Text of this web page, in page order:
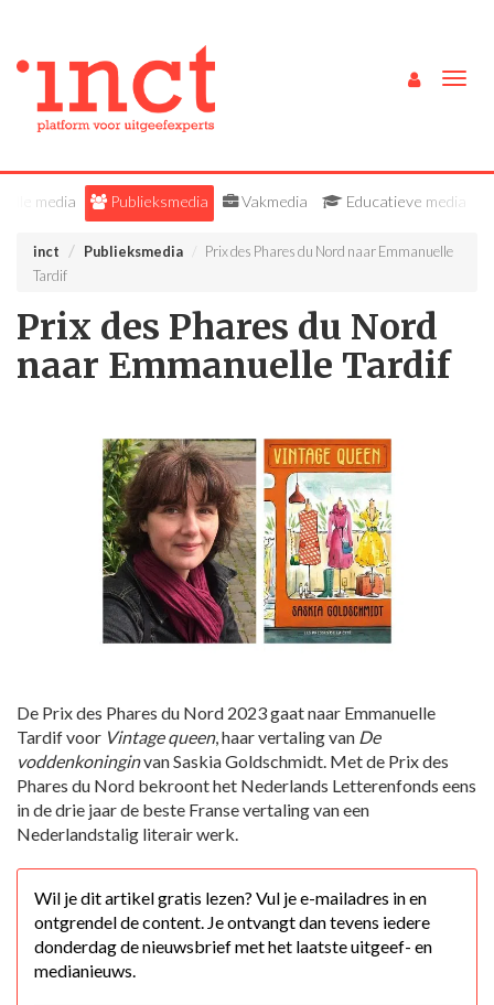
Alle media Publieksmedia Vakmedia Educatieve media
inct Publieksmedia
Prix des Phares du Nord naar Emmanuelle
Tardif
Prix des Phares du Nord
naar Emmanuelle Tardif
De Prix des Phares du Nord 2023 gaat naar Emmanuelle
Tardif voor Vintage queen, haar vertaling van De
voddenkoninginvan Saskia Goldschmidt. Met de Prix des
Phares du Nord bekroont het Nederlands Letterenfonds eens
in de drie jaar de beste Franse vertaling van een
Nederlandstalig literair werk.
Wil je dit artikel gratis lezen? Vul je e-mailadres in en
ontgrendel de content. Je ontvangt dan tevens iedere
donderdag de nieuwsbrief met het laatste uitgeef- en
medianieuws.